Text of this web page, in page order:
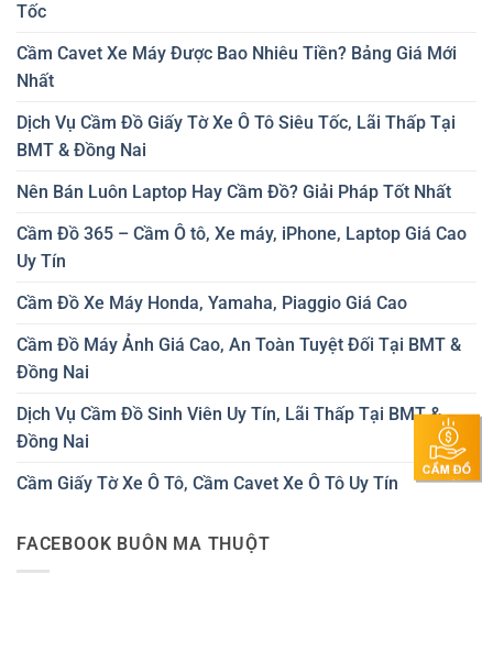
Tốc
Cầm Cavet Xe Máy Được Bao Nhiêu Tiền? Bảng Giá Mới
Nhất
Dịch Vụ Cầm Đồ Giấy Tờ Xe Ô Tô Siêu Tốc, Lãi Thấp Tại
BMT & Đồng Nai
Nên Bán Luôn Laptop Hay Cầm Đồ? Giải Pháp Tốt Nhất
Cầm Đồ 365 – Cầm Ô tô, Xe máy, iPhone, Laptop Giá Cao
Uy Tín
Cầm Đồ Xe Máy Honda, Yamaha, Piaggio Giá Cao
Cầm Đồ Máy Ảnh Giá Cao, An Toàn Tuyệt Đối Tại BMT &
Đồng Nai
Dịch Vụ Cầm Đồ Sinh Viên Uy Tín, Lãi Thấp Tại BMT &
Đồng Nai
Cầm Giấy Tờ Xe Ô Tô, Cầm Cavet Xe Ô Tô Uy Tín
FACEBOOK BUÔN MA THUỘT